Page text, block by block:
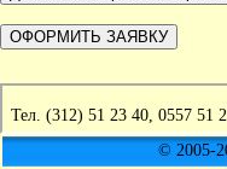
Тел. (312) 51 23 40, 0557 51
© 2005-